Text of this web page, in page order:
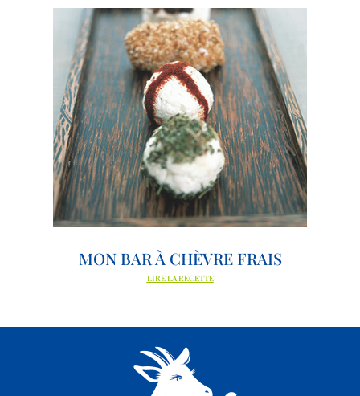
MON BAR À CHÈVRE FRAIS
LIRE LA RECETTE